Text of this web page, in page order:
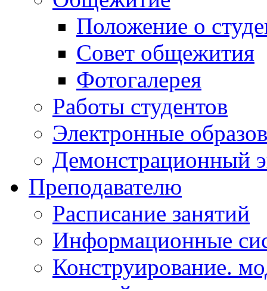
Положение о
Совет общежития
Фотогалерея
Работы студентов
Электронные
Демонстрационный
Преподавателю
Расписание занятий
Информационные
Конструирование.